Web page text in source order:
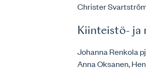
Christer
Kiinteistö- ja
Johanna Renkola
Anna Oksanen,